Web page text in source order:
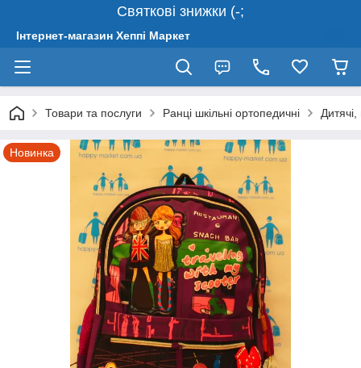
Святкові знижки (-;
Інтернет-магазин Хеппі Маркет
Товари та послуги Ранці шкільні ортопедичні
Новинка